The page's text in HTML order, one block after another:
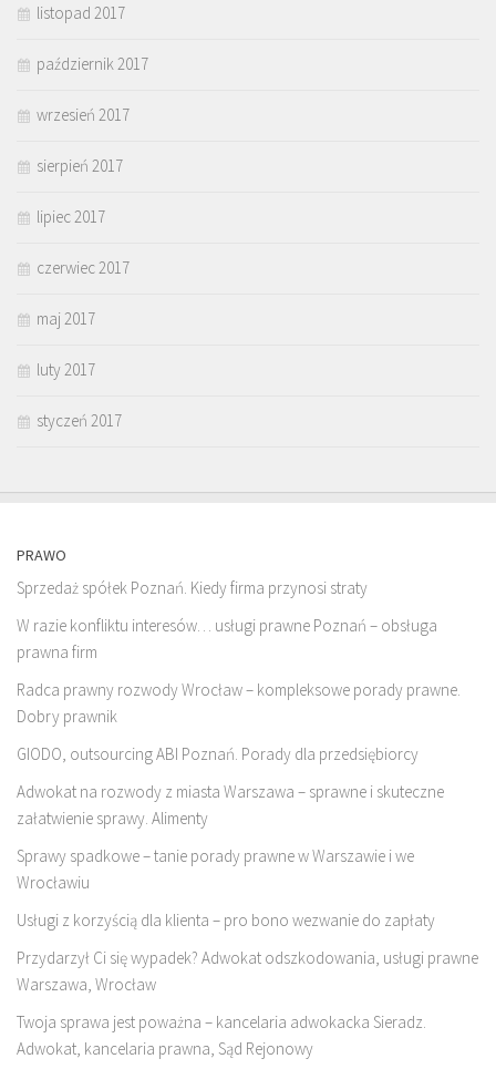
listopad 2017
październik 2017
wrzesień 2017
sierpień 2017
lipiec 2017
czerwiec 2017
maj 2017
luty 2017
styczeń 2017
PRAWO
Sprzedaż spółek Poznań. Kiedy firma przynosi straty
W razie konfliktu interesów… usługi prawne Poznań – obsługa
prawna firm
Radca prawny rozwody Wrocław – kompleksowe porady prawne.
Dobry prawnik
GIODO, outsourcing ABI Poznań. Porady dla przedsiębiorcy
Adwokat na rozwody z miasta Warszawa – sprawne i skuteczne
załatwienie sprawy. Alimenty
Sprawy spadkowe – tanie porady prawne w Warszawie i we
Wrocławiu
Usługi z korzyścią dla klienta – pro bono wezwanie do zapłaty
Przydarzył Ci się wypadek? Adwokat odszkodowania, usługi prawne
Warszawa, Wrocław
Twoja sprawa jest poważna – kancelaria adwokacka Sieradz.
Adwokat, kancelaria prawna, Sąd Rejonowy